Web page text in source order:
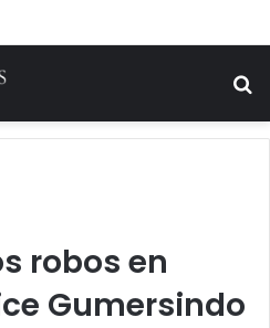
robos en
Gumersindo